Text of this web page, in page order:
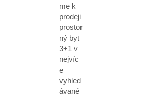
me k
prodeji
prostor
ný byt
3+1 v
nejvíc
e
vyhled
ávané